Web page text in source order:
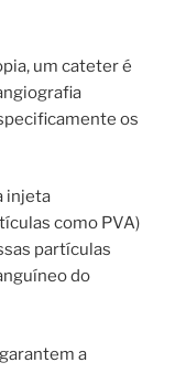
um cateter é
os
injeta
como PVA)
partículas
do
a